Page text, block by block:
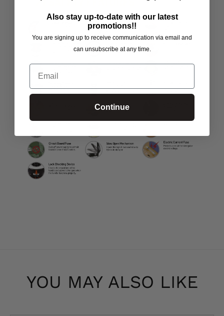
YOU MAY ALSO LIKE
Also stay up-to-date with our latest
promotions!!
You are signing up to receive communication via email and
can unsubscribe at any time.
Email
Continue